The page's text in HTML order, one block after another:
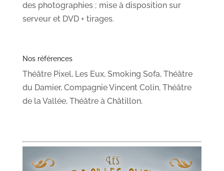
des photographies ; mise à disposition sur
serveur et DVD + tirages.
Nos références
Théâtre Pixel, Les Eux, Smoking Sofa, Théâtre
du Damier, Compagnie Vincent Colin, Théâtre
de la Vallée, Théâtre à Châtillon.